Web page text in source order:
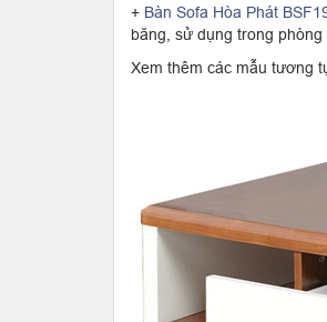
+ Bàn Sofa Hòa Phát
băng, sử dụng trong phòng
Xem thêm các mẫu tương